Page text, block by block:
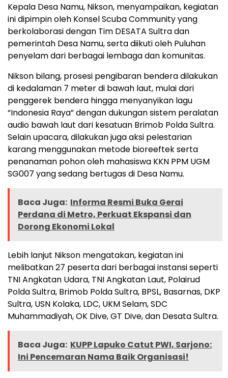
Kepala Desa Namu, Nikson, menyampaikan, kegiatan
ini dipimpin oleh Konsel Scuba Community yang
berkolaborasi dengan Tim DESATA Sultra dan
pemerintah Desa Namu, serta diikuti oleh Puluhan
penyelam dari berbagai lembaga dan komunitas.
Nikson bilang, prosesi pengibaran bendera dilakukan
di kedalaman 7 meter di bawah laut, mulai dari
penggerek bendera hingga menyanyikan lagu
“Indonesia Raya” dengan dukungan sistem peralatan
audio bawah laut dari kesatuan Brimob Polda Sultra.
Selain upacara, dilakukan juga aksi pelestarian
karang menggunakan metode bioreeftek serta
penanaman pohon oleh mahasiswa KKN PPM UGM
SG007 yang sedang bertugas di Desa Namu.
Baca Juga: Informa Resmi Buka Gerai
Perdana di Metro, Perkuat Ekspansi dan
Dorong Ekonomi Lokal
Lebih lanjut Nikson mengatakan, kegiatan ini
melibatkan 27 peserta dari berbagai instansi seperti
TNI Angkatan Udara, TNI Angkatan Laut, Polairud
Polda Sultra, Brimob Polda Sultra, BPSL, Basarnas, DKP
Sultra, USN Kolaka, LDC, UKM Selam, SDC
Muhammadiyah, OK Dive, GT Dive, dan Desata Sultra.
Baca Juga: KUPP Lapuko Catut PWI, Sarjono:
Ini Pencemaran Nama Baik Organisasi!